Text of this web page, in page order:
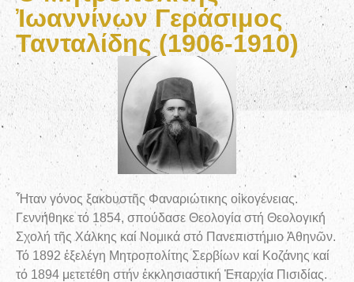
Ἰωαννίνων Γεράσιμος
Τανταλίδης (1906-1910)
Ἦταν γόνος ξακουστῆς Φαναριώτικης οἰκογένειας.
Γεννήθηκε τό 1854, σπούδασε Θεολογία στή Θεολογική
Σχολή τῆς Χάλκης καί Νομικά στό Πανεπιστήμιο Ἀθηνῶν.
Τό 1892 ἐξελέγη Μητροπολίτης Σερβίων καί Κοζάνης καί
τό 1894 μετετέθη στήν ἐκκλησιαστική Ἐπαρχία Πισιδίας.